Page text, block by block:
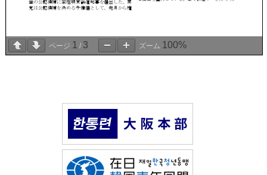
ページ 1 / 3 ズーム 100%